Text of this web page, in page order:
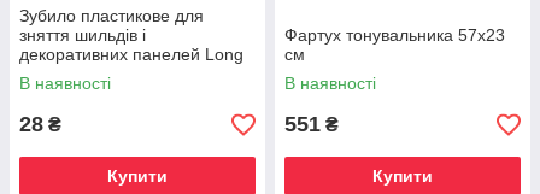
Зубило пластикове для
зняття шильдів і
декоративних панелей Long
Squeegee
В наявності
28 ₴
Купити
Фартух тонувальника 57х23
см
В наявності
551 ₴
Купити